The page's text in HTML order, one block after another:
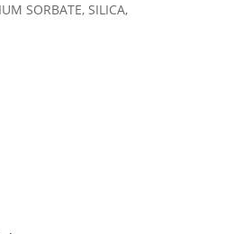
SORBATE, SILICA,